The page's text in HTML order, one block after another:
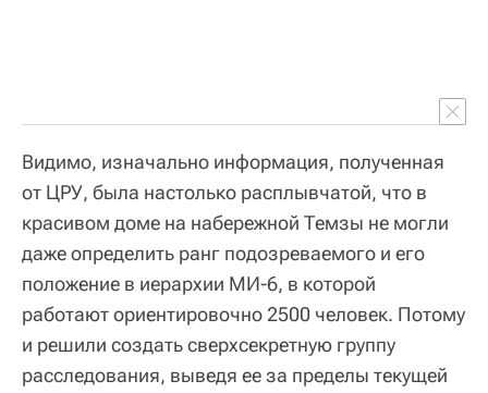
Видимо, изначально информация, полученная
от ЦРУ, была настолько расплывчатой, что в
красивом доме на набережной Темзы не могли
даже определить ранг подозреваемого и его
положение в иерархии МИ-6, в которой
работают ориентировочно 2500 человек. Потому
и решили создать сверхсекретную группу
расследования, выведя ее за пределы текущей